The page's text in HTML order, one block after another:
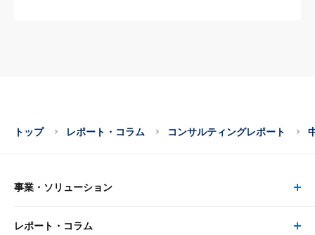
トップ レポート・コラム コンサルティングレポート
事業・ソリューション
事業・ソリューション トップ
レポート・コラム